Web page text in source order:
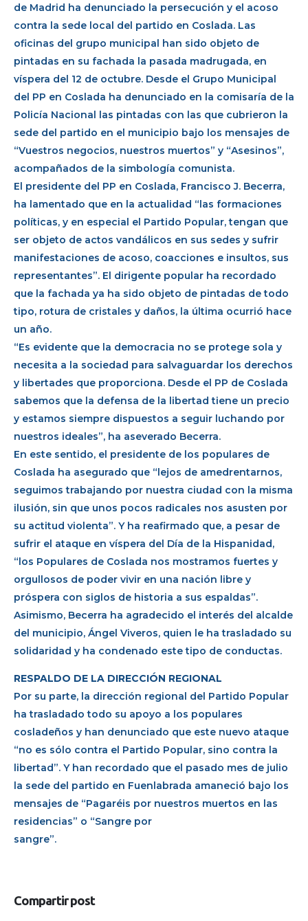
de Madrid ha denunciado la persecución y el acoso
contra la sede local del partido en Coslada. Las
oficinas del grupo municipal han sido objeto de
pintadas en su fachada la pasada madrugada, en
víspera del 12 de octubre. Desde el Grupo Municipal
del PP en Coslada ha denunciado en la comisaría de la
Policía Nacional las pintadas con las que cubrieron la
sede del partido en el municipio bajo los mensajes de
“Vuestros negocios, nuestros muertos” y “Asesinos”,
acompañados de la simbología comunista.
El presidente del PP en Coslada, Francisco J. Becerra,
ha lamentado que en la actualidad “las formaciones
políticas, y en especial el Partido Popular, tengan que
ser objeto de actos vandálicos en sus sedes y sufrir
manifestaciones de acoso, coacciones e insultos, sus
representantes”. El dirigente popular ha recordado
que la fachada ya ha sido objeto de pintadas de todo
tipo, rotura de cristales y daños, la última ocurrió hace
un año.
“Es evidente que la democracia no se protege sola y
necesita a la sociedad para salvaguardar los derechos
y libertades que proporciona. Desde el PP de Coslada
sabemos que la defensa de la libertad tiene un precio
y estamos siempre dispuestos a seguir luchando por
nuestros ideales”, ha aseverado Becerra.
En este sentido, el presidente de los populares de
Coslada ha asegurado que “lejos de amedrentarnos,
seguimos trabajando por nuestra ciudad con la misma
ilusión, sin que unos pocos radicales nos asusten por
su actitud violenta”. Y ha reafirmado que, a pesar de
sufrir el ataque en víspera del Día de la Hispanidad,
“los Populares de Coslada nos mostramos fuertes y
orgullosos de poder vivir en una nación libre y
próspera con siglos de historia a sus espaldas”.
Asimismo, Becerra ha agradecido el interés del alcalde
del municipio, Ángel Viveros, quien le ha trasladado su
solidaridad y ha condenado este tipo de conductas.
RESPALDO DE LA DIRECCIÓN REGIONAL
Por su parte, la dirección regional del Partido Popular
ha trasladado todo su apoyo a los populares
cosladeños y han denunciado que este nuevo ataque
“no es sólo contra el Partido Popular, sino contra la
libertad”. Y han recordado que el pasado mes de julio
la sede del partido en Fuenlabrada amaneció bajo los
mensajes de “Pagaréis por nuestros muertos en las
residencias” o “Sangre por
sangre”.
Compartir post